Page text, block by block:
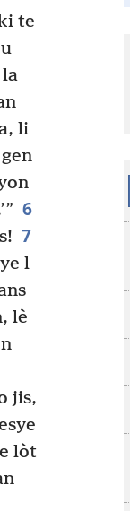
te
li
6
7
l
lè
jis,
lòt